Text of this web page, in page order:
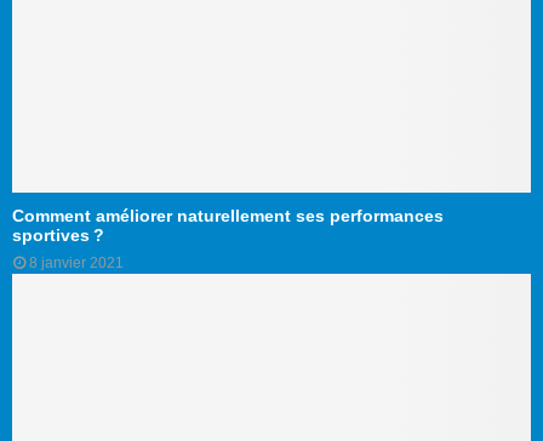
Comment améliorer naturellement ses performances
sportives ?
8 janvier 2021